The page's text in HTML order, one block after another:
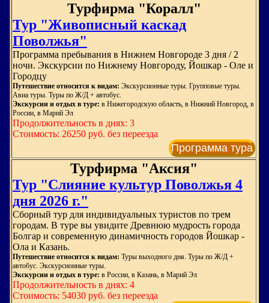
Турфирма "Коралл"
Тур "Живописный каскад
Поволжья"
Программа пребывания в Нижнем Новгороде 3 дня / 2
ночи. Экскурсии по Нижнему Новгороду, Йошкар - Оле и
Городцу
Путешествие относится к видам: Экскурсионные туры. Групповые туры.
Авиа туры. Туры по Ж/Д + автобус.
Экскурсии и отдых в туре: в Нижегородскую область, в Нижний Новгород, в
России, в Марий Эл
Продолжительность в днях: 3
Стоимость: 26250 руб. без переезда
Программа тура
Турфирма "Аксия"
Тур "Слияние культур Поволжья 4
дня 2026 г."
Сборный тур для индивидуальных туристов по трем
городам. В туре вы увидите Древнюю мудрость города
Болгар и современную динамичность городов Йошкар -
Ола и Казань.
Путешествие относится к видам: Туры выходного дня. Туры по Ж/Д +
автобус. Экскурсионные туры.
Экскурсии и отдых в туре: в России, в Казань, в Марий Эл
Продолжительность в днях: 4
Стоимость: 54030 руб. без переезда